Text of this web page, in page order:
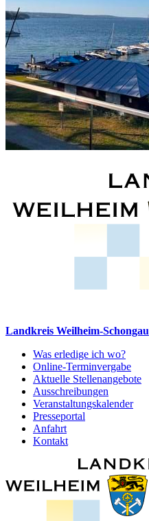
Landkreis Weilheim-Schongau
Was erledige ich wo?
Online-Terminvergabe
Aktuelle Stellenangebote
Ausschreibungen
Veranstaltungskalender
Presseportal
Anfahrt
Kontakt